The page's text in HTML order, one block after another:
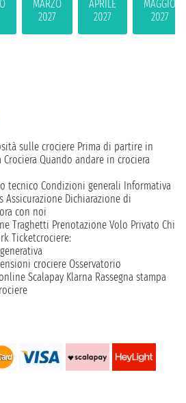
MARZO
2027
APRILE
2027
MAGGIO
2027
sulle crociere Prima di partire in
Quando andare in crociera
tecnico Condizioni generali Informativa
Assicurazione Dichiarazione di
con noi
Traghetti Prenotazione Volo Privato Chi
Ticketcrociere:
crociere Osservatorio
Scalapay Klarna Rassegna stampa